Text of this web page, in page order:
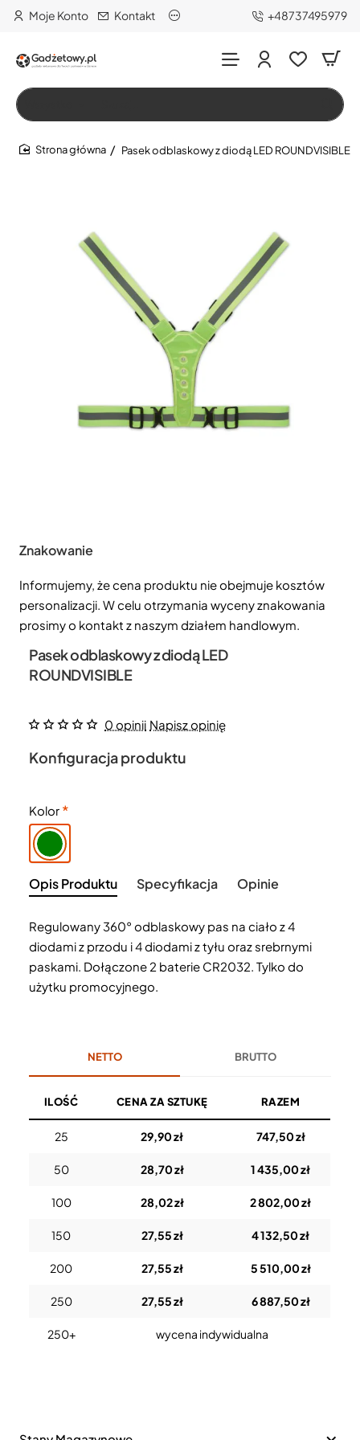
Moje Konto Kontakt +48737495979
Szukaj…
Pasek odblaskowy z diodą LED ROUNDVISIBLE
Znakowanie
Informujemy, że cena produktu nie obejmuje kosztów
personalizacji. W celu otrzymania wyceny znakowania
prosimy o kontakt z naszym działem handlowym.
Pasek odblaskowy z diodą LED
ROUNDVISIBLE
0 opinii Napisz opinię
Konfiguracja produktu
Kolor
Opis Produktu Specyfikacja Opinie
Regulowany 360° odblaskowy pas na ciało z 4
diodami z przodu i 4 diodami z tyłu oraz srebrnymi
paskami. Dołączone 2 baterie CR2032. Tylko do
użytku promocyjnego.
NETTO BRUTTO
ILOŚĆ CENA ZA SZTUKĘ RAZEM
25 29,90 zł 747,50 zł
50 28,70 zł 1 435,00 zł
100 28,02 zł 2 802,00 zł
150 27,55 zł 4 132,50 zł
200 27,55 zł 5 510,00 zł
250 27,55 zł 6 887,50 zł
250+ wycena indywidualna